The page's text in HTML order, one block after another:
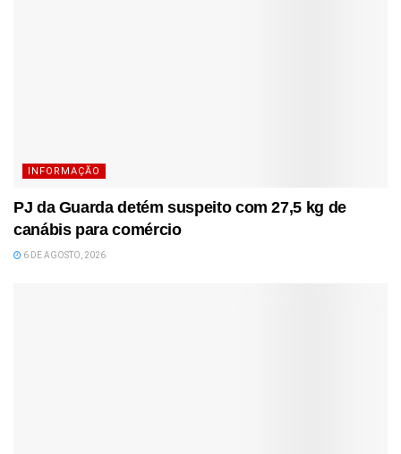
INFORMAÇÃO
PJ da Guarda detém suspeito com 27,5 kg de
canábis para comércio
6 DE AGOSTO, 2026